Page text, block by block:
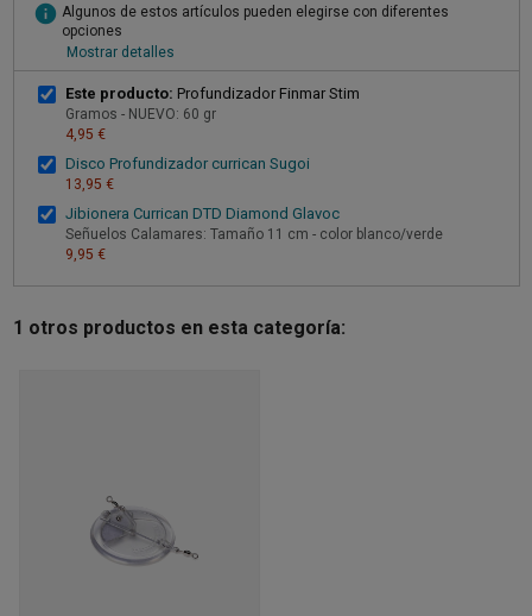
info Algunos de estos artículos pueden elegirse con diferentes
opciones
Mostrar detalles
Este producto: Profundizador Finmar Stim
Gramos - NUEVO: 60 gr
4,95 €
Disco Profundizador currican Sugoi
13,95 €
Jibionera Currican DTD Diamond Glavoc
Señuelos Calamares: Tamaño 11 cm - color blanco/verde
9,95 €
1 otros productos en esta categoría: